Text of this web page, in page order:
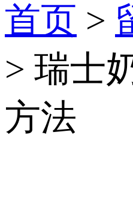
首页 >
> 瑞士
方法